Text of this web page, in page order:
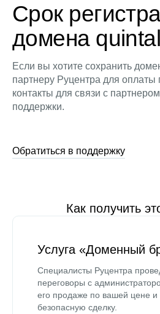
Срок
домена
Если вы хотите сохранить
партнеру Руцентра для оплаты
контакты для связи с
поддержки.
Обратиться в поддержку
Как получить
Услуга «Доменный
Специалисты Руцентра
переговоры с
его продаже по вашей цене и
безопасную сделку.